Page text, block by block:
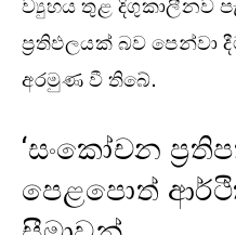
ප්‍රතිඵලයක් බව පෙන්වා
අරමුණ වී තිබේ.
‘සංකෝචන
පෙළපොත්